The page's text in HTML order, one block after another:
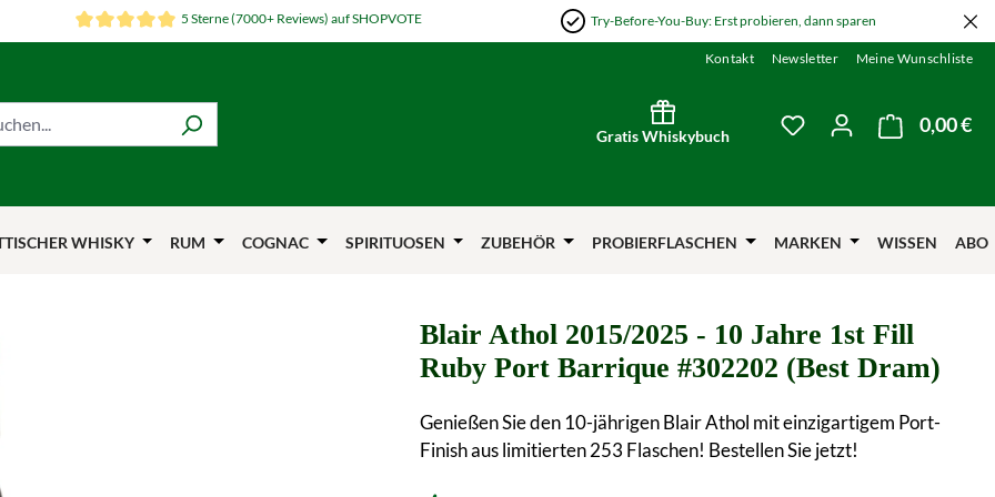
5 Sterne (7000+ Reviews) auf SHOPVOTE Try-Before-You-Buy: Erst probieren, dann sparen
Kontakt Newsletter Meine Wunschliste
Gratis Whiskybuch
Du hast 0 Produkte
0,00 €
WHISKY RUM COGNAC SPIRITUOSEN ZUBEHÖR PROBIERFLASCHEN MARKEN WISSEN ABO
Blair Athol 2015/2025 - 10 Jahre 1st Fill
Ruby Port Barrique #302202 (Best Dram)
Genießen Sie den 10-jährigen Blair Athol mit einzigartigem Port-
Finish aus limitierten 253 Flaschen! Bestellen Sie jetzt!